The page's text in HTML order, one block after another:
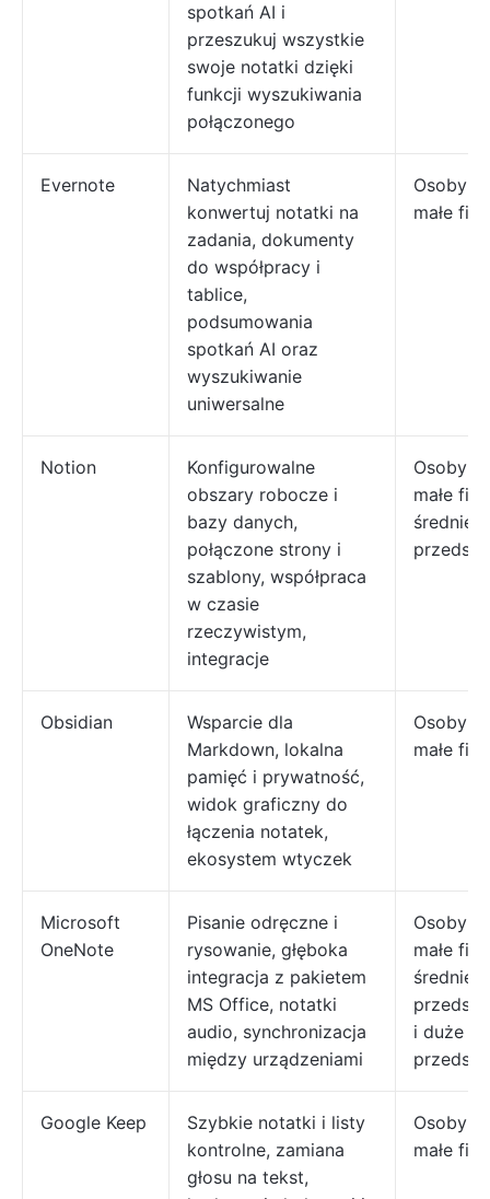
spotkań AI i
przeszukuj wszystkie
swoje notatki dzięki
funkcji wyszukiwania
połączonego
Evernote
Natychmiast
konwertuj notatki na
zadania, dokumenty
do współpracy i
tablice,
podsumowania
spotkań AI oraz
wyszukiwanie
uniwersalne
Osoby
małe
Notion
Konfigurowalne
obszary robocze i
bazy danych,
połączone strony i
szablony, współpraca
w czasie
rzeczywistym,
integracje
Osoby
małe
średnie
Obsidian
Wsparcie dla
Markdown, lokalna
pamięć i prywatność,
widok graficzny do
łączenia notatek,
ekosystem wtyczek
Osoby
małe
Microsoft
OneNote
Pisanie odręczne i
rysowanie, głęboka
integracja z pakietem
MS Office, notatki
audio, synchronizacja
między urządzeniami
Osoby
małe
średnie
i duże
Google Keep
Szybkie notatki i listy
kontrolne, zamiana
głosu na tekst,
Osoby
małe